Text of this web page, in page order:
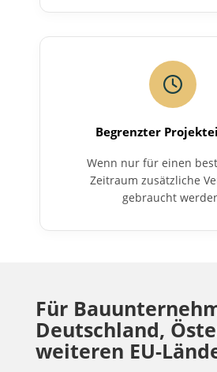
Begrenzter
Wenn nur für einen
Zeitraum zusätzliche
gebraucht
Für
Deutschland,
weiteren EU-